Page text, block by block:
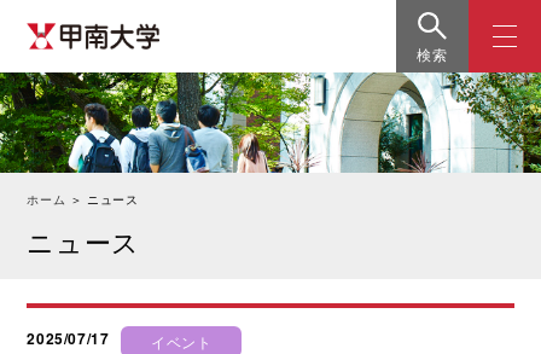
検索
ホーム ＞ニュース
ニュース
2025/07/17 イベント